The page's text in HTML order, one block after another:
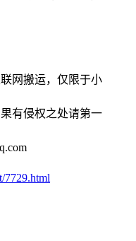
网搬运，仅限于小
有侵权之处请第一
7729.html